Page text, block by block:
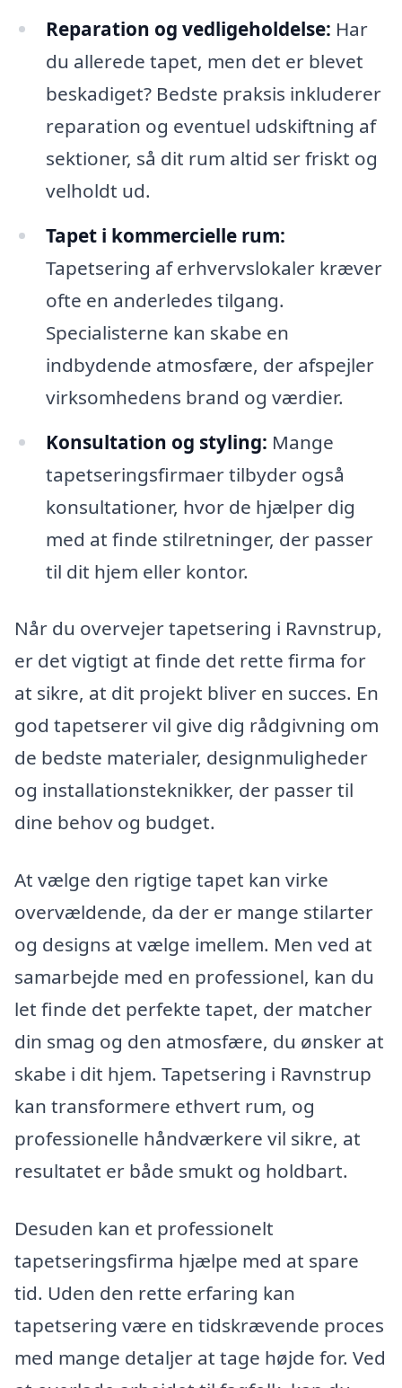
Reparation og vedligeholdelse: Har
du allerede tapet, men det er blevet
beskadiget? Bedste praksis inkluderer
reparation og eventuel udskiftning af
sektioner, så dit rum altid ser friskt og
velholdt ud.
Tapet i kommercielle rum:
Tapetsering af erhvervslokaler kræver
ofte en anderledes tilgang.
Specialisterne kan skabe en
indbydende atmosfære, der afspejler
virksomhedens brand og værdier.
Konsultation og styling: Mange
tapetseringsfirmaer tilbyder også
konsultationer, hvor de hjælper dig
med at finde stilretninger, der passer
til dit hjem eller kontor.
Når du overvejer tapetsering i Ravnstrup,
er det vigtigt at finde det rette firma for
at sikre, at dit projekt bliver en succes. En
god tapetserer vil give dig rådgivning om
de bedste materialer, designmuligheder
og installationsteknikker, der passer til
dine behov og budget.
At vælge den rigtige tapet kan virke
overvældende, da der er mange stilarter
og designs at vælge imellem. Men ved at
samarbejde med en professionel, kan du
let finde det perfekte tapet, der matcher
din smag og den atmosfære, du ønsker at
skabe i dit hjem. Tapetsering i Ravnstrup
kan transformere ethvert rum, og
professionelle håndværkere vil sikre, at
resultatet er både smukt og holdbart.
Desuden kan et professionelt
tapetseringsfirma hjælpe med at spare
tid. Uden den rette erfaring kan
tapetsering være en tidskrævende proces
med mange detaljer at tage højde for. Ved